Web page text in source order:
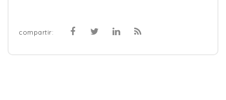
compartir: